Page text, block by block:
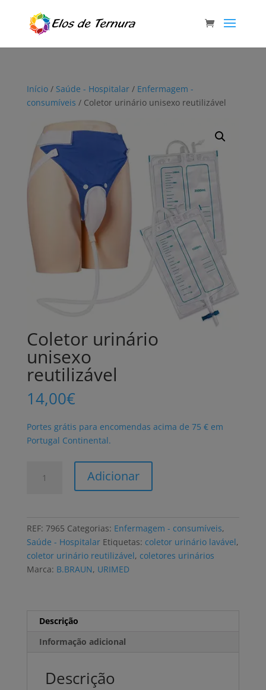
Início/ Saúde - Hospitalar/ Enfermagem -
consumíveis / Coletor urinário unisexo reutilizável
Coletor urinário
unisexo
reutilizável
14,00€
Portes grátis para encomendas acima de 75 € em
Portugal Continental.
reutilizável
Adicionar
REF: 7965 Categorias: Enfermagem - consumíveis,
Saúde - Hospitalar Etiquetas: coletor urinário lavável,
coletor urinário reutilizável, coletores urinários
Marca: B.BRAUN, URIMED
Descrição
Informação adicional
Descrição